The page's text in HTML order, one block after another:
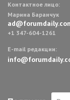
Контактное лицо:
Марина Баранчук
+1 347-604-1261
E-mail редакции: